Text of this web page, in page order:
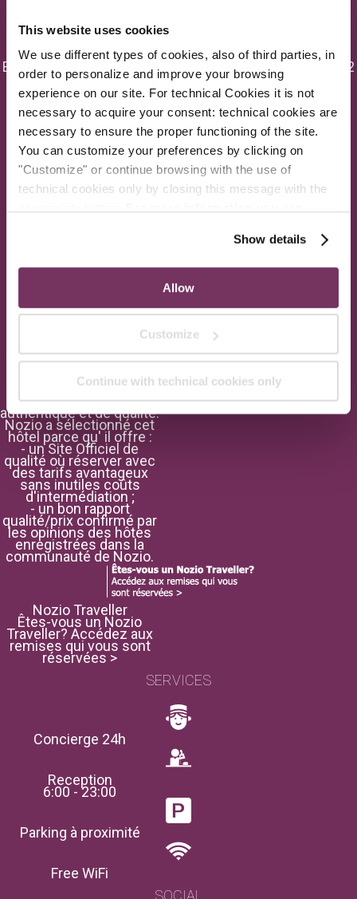
This website uses cookies
We use different types of cookies, also of third parties, in
order to personalize and improve your browsing
experience on our site. For technical Cookies it is not
necessary to acquire your consent: technical cookies are
necessary to ensure the proper functioning of the site.
You can customize your preferences by clicking on
"Customize" or continue browsing with the use of
technical cookies only by closing this message with the
Show details
Allow
Customize
Continue with technical cookies only
Europe Hotels Srl - P.I. 01054561004 - C.F. 02405110582
Centre de réservation unique : T. +39.06.20368380 | F.
+39.06.20368381 | E-mail:info@suitesistina.com
CIN SISTINA I: IT058091B4LSJ3XQJQ - CIN SISTINA II: IT058091B4NZQQBLUR
- CIN SISTINA 91: IT058091A1BLJV334X - CIN SISTINA LOFT:
IT058091B4VBDEGUTG - CIN 5000 STARS ROOFTOP: IT058091B4T9CNFAW6
Nozio
Réserver directement
l'hôtel, sans inutiles
coûts d'intermédiation :
le choix pour un
tourisme
économiquement
durable, avantageux,
authentique et de qualité.
Nozio a sélectionné cet
hôtel parce qu' il offre :
- un Site Officiel de
qualité où réserver avec
des tarifs avantageux
sans inutiles coûts
d'intermédiation ;
- un bon rapport
qualité/prix confirmé par
les opinions des hôtes
enregistrées dans la
communauté de Nozio.
Nozio Traveller
Êtes-vous un Nozio
Traveller? Accédez aux
remises qui vous sont
réservées >
SERVICES
Concierge 24h
Reception
6:00 - 23:00
Parking à proximité
Free WiFi
SOCIAL